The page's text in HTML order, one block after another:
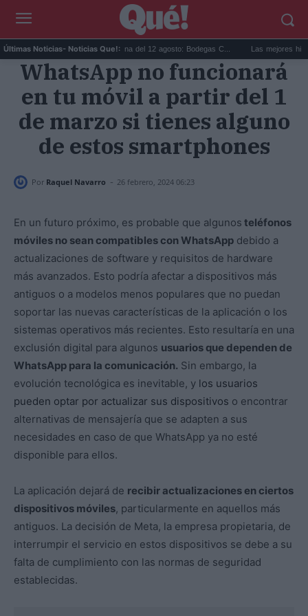
Últimas Noticias- Noticias Que!:
Eclipse solar en Cariñena del 12 agosto: Bodegas C... Las mejores hipotecas
WhatsApp no funcionará
en tu móvil a partir del 1
de marzo si tienes alguno
de estos smartphones
Por Raquel Navarro - 26 febrero, 2024 06:23
En un futuro próximo, es probable que algunos teléfonos
móviles no sean compatibles con WhatsApp debido a
actualizaciones de software y requisitos de hardware
más avanzados. Esto podría afectar a dispositivos más
antiguos o a modelos menos populares que no puedan
soportar las nuevas características de la aplicación o los
sistemas operativos más recientes. Esto resultaría en una
exclusión digital para algunos usuarios que dependen de
WhatsApp para la comunicación. Sin embargo, la
evolución tecnológica es inevitable, y los usuarios
pueden optar por actualizar sus dispositivos o encontrar
alternativas de mensajería que se adapten a sus
necesidades en caso de que WhatsApp ya no esté
disponible para ellos.
La aplicación dejará de recibir actualizaciones en ciertos
dispositivos móviles, particularmente en aquellos más
antiguos. La decisión de Meta, la empresa propietaria, de
interrumpir el servicio en estos dispositivos se debe a su
falta de cumplimiento con las normas de seguridad
establecidas.